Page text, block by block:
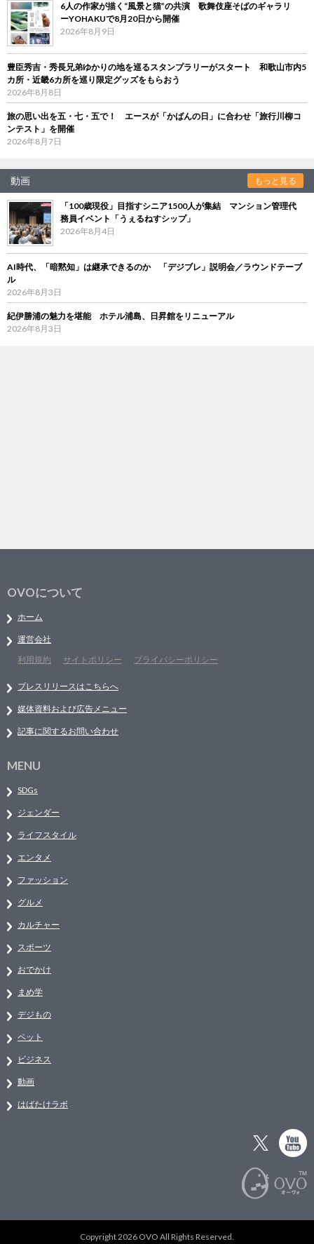
6人の作家が描く“風景と猫”の共演 歌舞伎座そばのギャラリ
ーYOHAKUで8月20日から開催
2026年8月9日
豊臣秀吉・秀長兄弟ゆかりの地を巡るスタンプラリーがスタート 和歌山市内5
カ所・近畿6カ所を巡り限定グッズをもらおう
2026年8月8日
旅の思い出を五・七・五で！ エースが「かばんの日」に合わせ「旅行川柳コ
ンテスト」を開催
2026年8月7日
動画 もっと見る
「100歳現役」目指すシニア1500人が集結 マンション管理代
務員イベント「うぇるねすシップ」
2026年8月4日
AI時代、「暗黙知」は継承できるのか 「デジブレ」説明会／ラウンドテーブ
ル
2026年8月3日
紀伊勝浦の魅力を堪能 ホテル浦島、日昇館をリニューアル
2026年8月3日
OVOについて
ホーム
運営会社
利用規約
サイトポリシー プライバシーポリシー
プレスリリースはこちらへ
媒体資料および広告メニュー
記事に関するお問い合わせ
MENU
SDGs
ジェンダー
ライフスタイル
エンタメ
ファッション
グルメ
カルチャー
スポーツ
おでかけ
まめ学
デジもの
ペット
ビジネス
動画
はばたけラボ
Copyright 2026 OVO All Rights Reserved.